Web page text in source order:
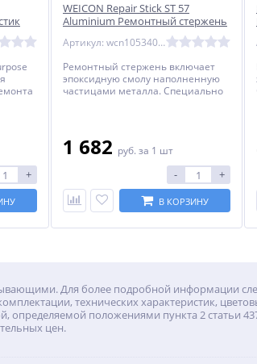
+
WEICON Repair Stick ST 57
Aluminium Ремонтный стержень
(57 г) Алюминий (wcn10534057)
Артикул: wcn10534057-34
Ремонтный стержень включает
эпоксидную смолу наполненную
частицами металла. Специально
1 682 руб. за 1 шт
- +
В КОРЗИНУ
Для более подробной информации
технических характеристик,
положениями пункта 2 статьи
цен.